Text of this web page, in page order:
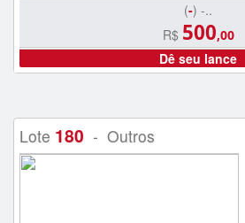
(-) -..
R$ 500,00
Dê seu lance
Lote 180 - Outros